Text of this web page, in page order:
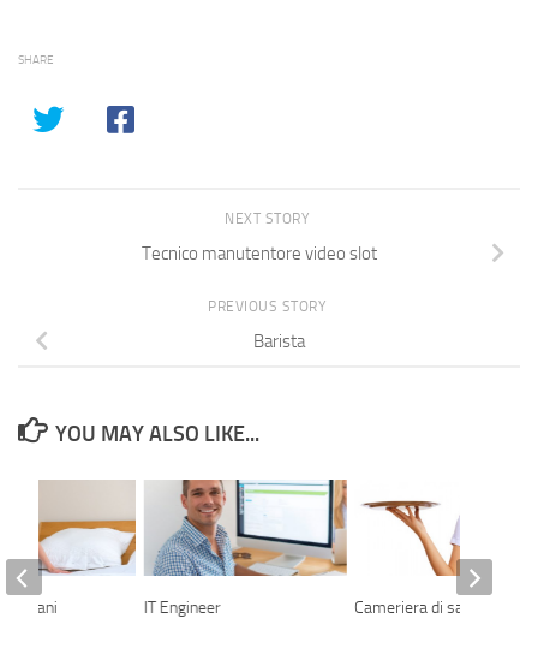
SHARE
NEXT STORY
Tecnico manutentore video slot
PREVIOUS STORY
Barista
YOU MAY ALSO LIKE...
IT Engineer Cameriera di sala
ai piani